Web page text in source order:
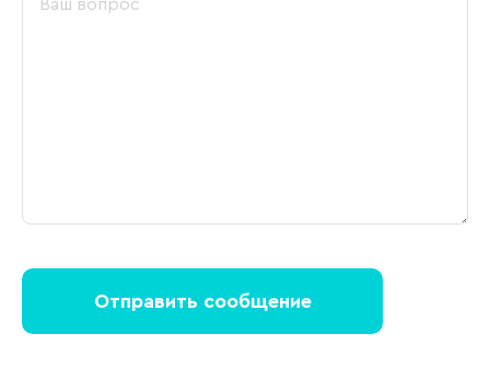
Отправить сообщение